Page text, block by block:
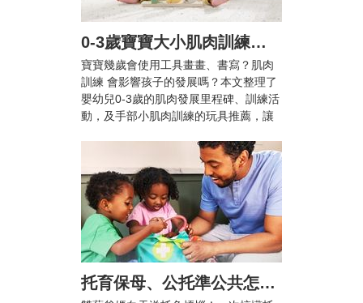
0-3歲寶寶大小肌肉訓練怎麼做？爸媽必知的肌肉發展里程碑與10+款推薦玩具
寶寶幾歲會使用工具畫畫、書寫？肌肉
訓練 會影響孩子的發展嗎？本文整理了
嬰幼兒0-3歲的肌肉發展里程碑、訓練活
動，及手部小肌肉訓練的玩具推薦，讓
托育保母、公托準公共怎麼選？雙薪家庭托育攻略與親子陪伴指南